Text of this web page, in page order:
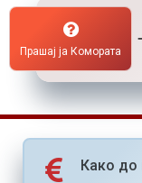
Прашај ја Комората
Како до